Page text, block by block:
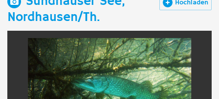
Hochladen
Nordhausen/Th.